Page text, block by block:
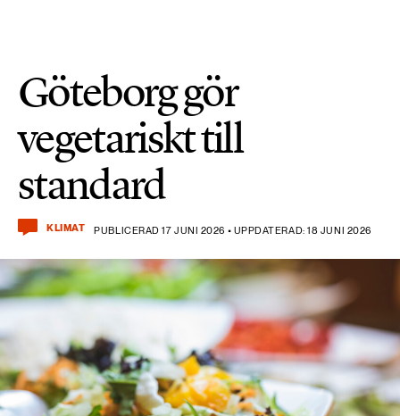
Göteborg gör
vegetariskt till
standard
KLIMAT PUBLICERAD 17 JUNI 2026 • UPPDATERAD: 18 JUNI 2026